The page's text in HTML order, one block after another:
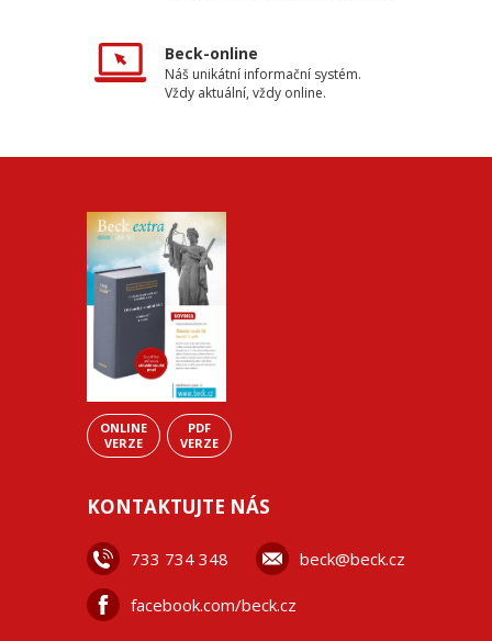
Beck-online
Náš unikátní informační systém.
Vždy aktuální, vždy online.
ONLINE
VERZE
PDF
VERZE
KONTAKTUJTE NÁS
733 734 348 beck@beck.cz
facebook.com/beck.cz